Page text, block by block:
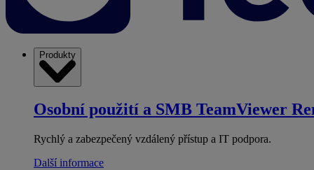
Produkty
Osobní použití a SMB TeamViewer
Rychlý a zabezpečený vzdálený přístup a IT podpora.
Další informace